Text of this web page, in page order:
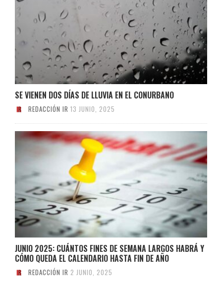
SE VIENEN DOS DÍAS DE LLUVIA EN EL CONURBANO
REDACCIÓN IR 13 JUNIO, 2025
JUNIO 2025: CUÁNTOS FINES DE SEMANA LARGOS HABRÁ Y
CÓMO QUEDA EL CALENDARIO HASTA FIN DE AÑO
REDACCIÓN IR 2 JUNIO, 2025